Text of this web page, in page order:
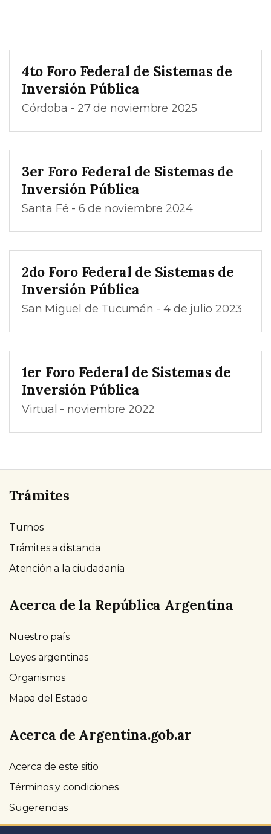
4to Foro Federal de Sistemas de
Inversión Pública
Córdoba - 27 de noviembre 2025
3er Foro Federal de Sistemas de
Inversión Pública
Santa Fé - 6 de noviembre 2024
2do Foro Federal de Sistemas de
Inversión Pública
San Miguel de Tucumán - 4 de julio 2023
1er Foro Federal de Sistemas de
Inversión Pública
Virtual - noviembre 2022
Trámites
Turnos
Trámites a distancia
Atención a la ciudadanía
Acerca de la República Argentina
Nuestro país
Leyes argentinas
Organismos
Mapa del Estado
Acerca de Argentina.gob.ar
Acerca de este sitio
Términos y condiciones
Sugerencias